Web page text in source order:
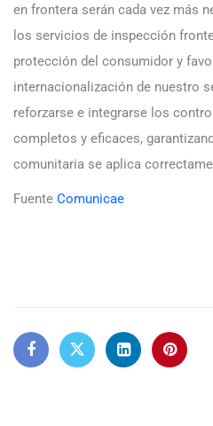
en frontera serán cada vez más
los servicios de inspección
protección del consumidor y
internacionalización de nuestro
reforzarse e integrarse los
completos y eficaces,
comunitaria se aplica
Fuente Comunicae